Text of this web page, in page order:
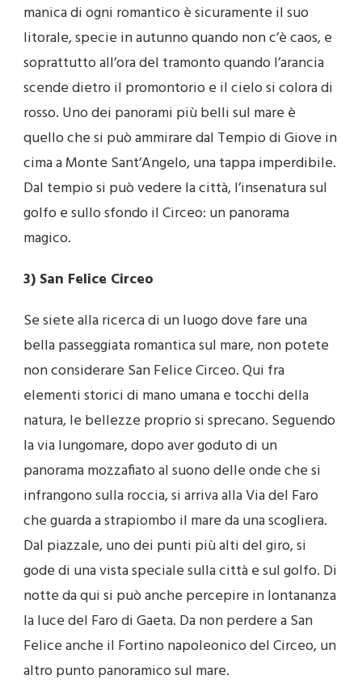
manica di ogni romantico è sicuramente il suo
litorale, specie in autunno quando non c’è caos, e
soprattutto all’ora del tramonto quando l’arancia
scende dietro il promontorio e il cielo si colora di
rosso. Uno dei panorami più belli sul mare è
quello che si può ammirare dal Tempio di Giove in
cima a Monte Sant’Angelo, una tappa imperdibile.
Dal tempio si può vedere la città, l’insenatura sul
golfo e sullo sfondo il Circeo: un panorama
magico.
3) San Felice Circeo
Se siete alla ricerca di un luogo dove fare una
bella passeggiata romantica sul mare, non potete
non considerare San Felice Circeo. Qui fra
elementi storici di mano umana e tocchi della
natura, le bellezze proprio si sprecano. Seguendo
la via lungomare, dopo aver goduto di un
panorama mozzafiato al suono delle onde che si
infrangono sulla roccia, si arriva alla Via del Faro
che guarda a strapiombo il mare da una scogliera.
Dal piazzale, uno dei punti più alti del giro, si
gode di una vista speciale sulla città e sul golfo. Di
notte da qui si può anche percepire in lontananza
la luce del Faro di Gaeta. Da non perdere a San
Felice anche il Fortino napoleonico del Circeo, un
altro punto panoramico sul mare.